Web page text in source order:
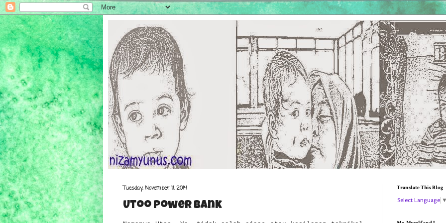
Tuesday, November 11, 2014
Utoo Power Bank
Translate This Blog
Select Language